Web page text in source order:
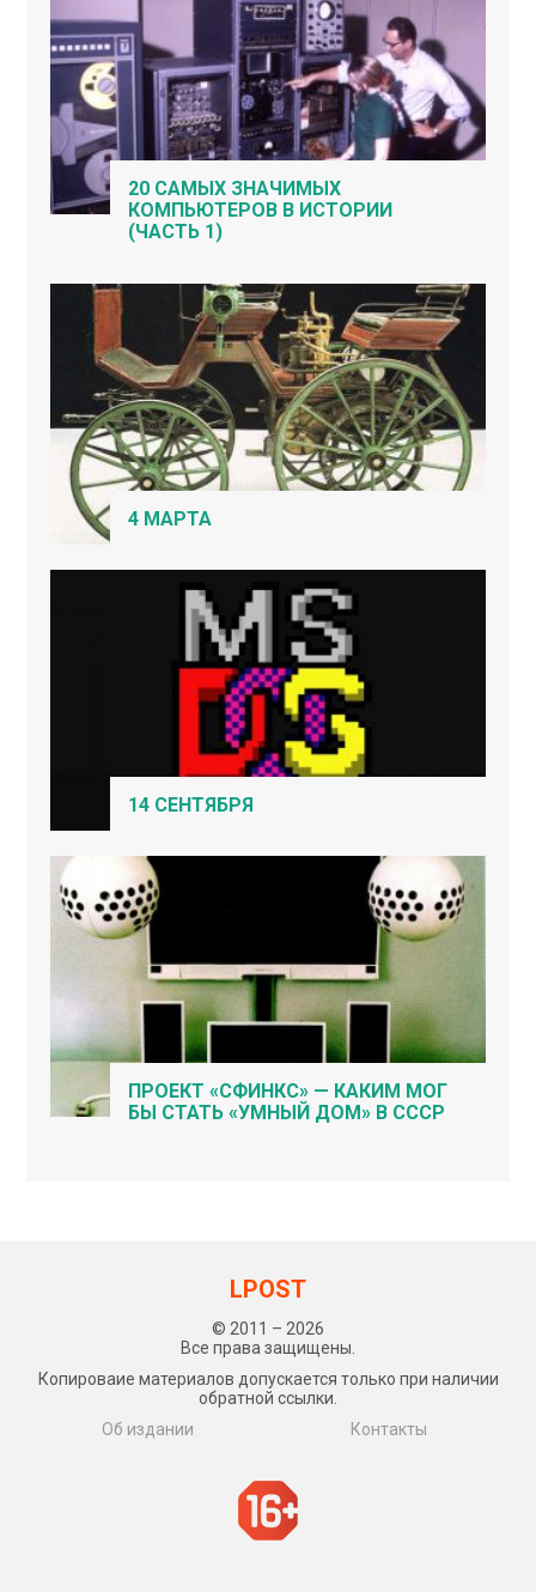
20 САМЫХ ЗНАЧИМЫХ
КОМПЬЮТЕРОВ В ИСТОРИИ
(ЧАСТЬ 1)
4 МАРТА
14 СЕНТЯБРЯ
ПРОЕКТ «СФИНКС» — КАКИМ МОГ
БЫ СТАТЬ «УМНЫЙ ДОМ» В СССР
LPOST
© 2011 – 2026
Все права защищены.
Копироваие материалов допускается только при наличии
обратной ссылки.
Об издании
Контакты